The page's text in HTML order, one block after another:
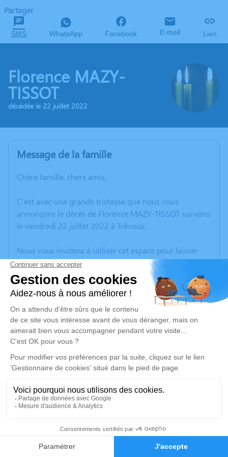
Faire-part Hommages
Partager
SMS WhatsApp Facebook E-mail Lien
Florence MAZY-
TISSOT
décédée le 22 juillet 2022
Message de la famille
Chère famille, chers amis,
C’est avec une grande tristesse que nous vous
annonçons le décès de Florence MAZY-TISSOT survenu
le vendredi 22 juillet 2022 à Trévoux.
Nous vous invitons à utiliser cet espace pour laisser
vos condoléances, partager des photos souvenirs, une
anecdote ou exprimer vos pensées à travers des
poèmes ou des textes. Cet endroit est un lieu
d'expression dédié à honorer la mémoire de Florence
MAZY-TISSOT.
Un service de plantation d’arbre hommage est
disponible ici
Cérémonie
CREMATORIUM DE GLEIZE 2740 rte de Montmelas
69400 Gleizé